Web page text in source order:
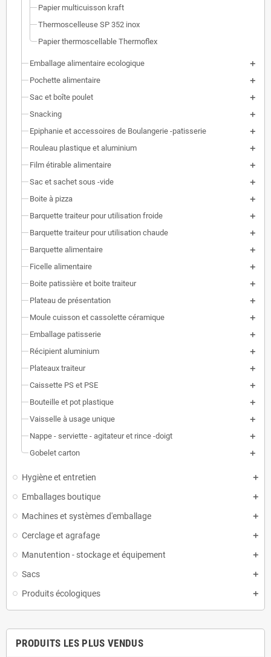
Papier multicuisson kraft
Thermoscelleuse SP 352 inox
Papier thermoscellable Thermoflex
Emballage alimentaire ecologique
Pochette alimentaire
Sac et boîte poulet
Snacking
Epiphanie et accessoires de Boulangerie -patisserie
Rouleau plastique et aluminium
Film étirable alimentaire
Sac et sachet sous -vide
Boite à pizza
Barquette traiteur pour utilisation froide
Barquette traiteur pour utilisation chaude
Barquette alimentaire
Ficelle alimentaire
Boite patissière et boite traiteur
Plateau de présentation
Moule cuisson et cassolette céramique
Emballage patisserie
Récipient aluminium
Plateaux traiteur
Caissette PS et PSE
Bouteille et pot plastique
Vaisselle à usage unique
Nappe - serviette - agitateur et rince -doigt
Gobelet carton
Hygiène et entretien
Emballages boutique
Machines et systèmes d'emballage
Cerclage et agrafage
Manutention - stockage et équipement
Sacs
Produits écologiques
PRODUITS LES PLUS VENDUS